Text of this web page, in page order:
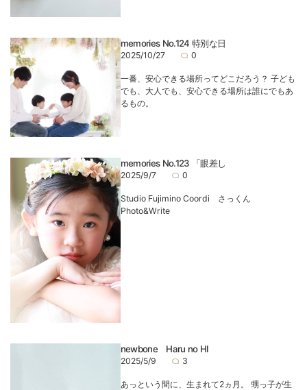
memories No.124 特別な日
2025/10/27 0
一番、安心できる場所ってどこだろう？ 子ども
でも、大人でも、安心できる場所は誰にでもあ
るもの。
memories No.123 「眼差し
2025/9/7 0
Studio Fujimino Coordi さっくん
Photo&Write
newbone Haru no HI
2025/5/9 3
あっという間に、生まれて2ヵ月。 甥っ子が生